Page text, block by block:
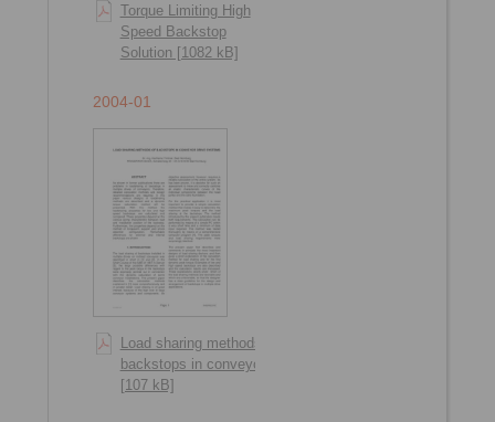
Torque Limiting High
Speed Backstop
Solution [1082 kB]
2004-01
Load sharing methods of
backstops in conveyors
[107 kB]